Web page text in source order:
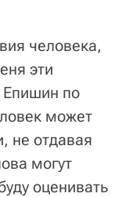
человека,
эти
Епишин по
может
не отдавая
могут
оценивать